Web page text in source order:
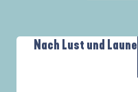
Nach Lust und Laune